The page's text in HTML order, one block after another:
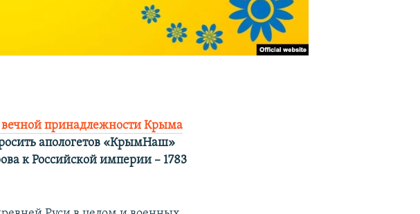
вечной принадлежности Крыма
апологетов «КрымНаш»
к Российской империи – 1783